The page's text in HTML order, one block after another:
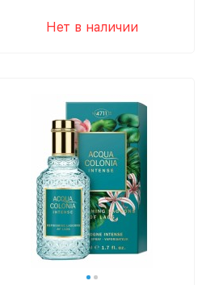
Нет в наличии